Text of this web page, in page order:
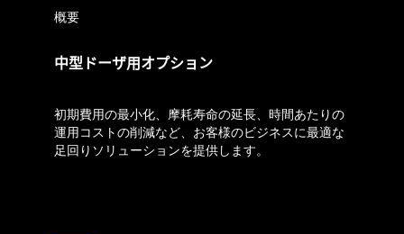
概要
中型ドーザ用オプション
初期費用の最小化、摩耗寿命の延長、時間あたりの
運用コストの削減など、お客様のビジネスに最適な
足回りソリューションを提供します。